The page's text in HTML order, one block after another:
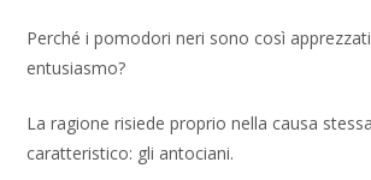
Perché i pomodori neri sono così
entusiasmo?
La ragione risiede proprio nella causa
caratteristico: gli antociani.